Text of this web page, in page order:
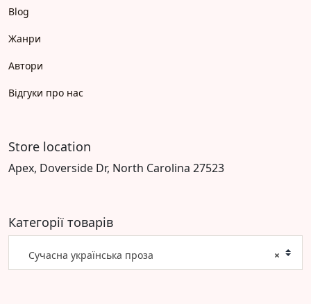
Blog
Жанри
Автори
Відгуки про нас
Store location
Apex, Doverside Dr, North Carolina 27523
Категорії товарів
×
Сучасна українська проза